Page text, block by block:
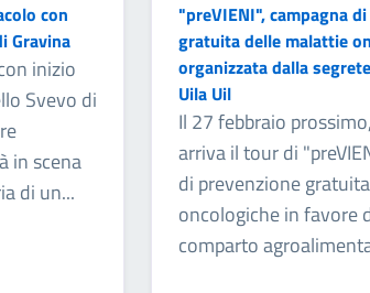
con
Gravina
inizio
Svevo di
in scena
di un...
"preVIENI", campagna
gratuita delle malattie
organizzata dalla
Uila Uil
Il 27 febbraio
arriva il tour di
di prevenzione
oncologiche in favore
comparto